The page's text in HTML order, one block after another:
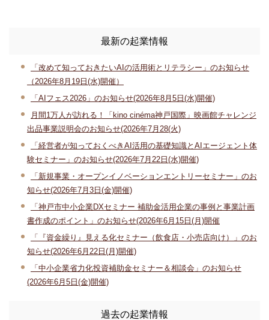
最新の起業情報
「改めて知っておきたいAIの活用術とリテラシー」のお知らせ
（2026年8月19日(水)開催）
「AIフェス2026」のお知らせ(2026年8月5日(水)開催)
月間1万人が訪れる！「kino cinéma神戸国際」映画館チャレンジ
出品事業説明会のお知らせ(2026年7月28(火)
「経営者が知っておくべきAI活用の基礎知識とAIエージェント体
験セミナー」のお知らせ(2026年7月22日(水)開催)
「新規事業・オープンイノベーションエントリーセミナー」のお
知らせ(2026年7月3日(金)開催)
「神戸市中小企業DXセミナー 補助金活用企業の事例と事業計画
書作成のポイント」のお知らせ(2026年6月15日(月)開催
「『資金繰り』見える化セミナー（飲食店・小売店向け）」のお
知らせ(2026年6月22日(月)開催)
「中小企業省力化投資補助金セミナー＆相談会」のお知らせ
(2026年6月5日(金)開催)
過去の起業情報